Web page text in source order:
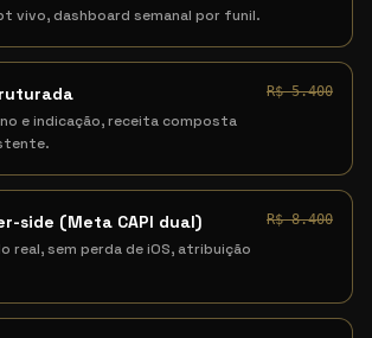
vivo, dashboard semanal por funil.
e indicação, receita composta
R$ 5.400
side (Meta CAPI dual)
real, sem perda de iOS, atribuição
R$ 8.400